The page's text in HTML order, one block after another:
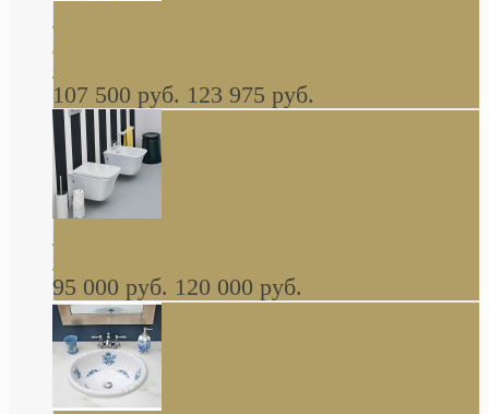
керамическая мойка 1160 x 510 мм белая,
серая, черная, бежевая В НАЛИЧИИ
107 500 руб. 123 975 руб.
навесное КОМПЛЕКТ
95 000 руб. 120 000 руб.